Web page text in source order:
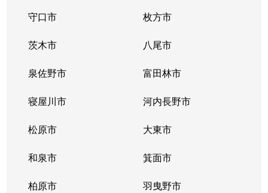
守口市 枚方市
茨木市 八尾市
泉佐野市 富田林市
寝屋川市 河内長野市
松原市 大東市
和泉市 箕面市
柏原市 羽曳野市